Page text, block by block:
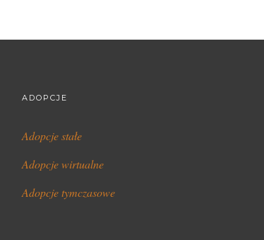
ADOPCJE
Adopcje stałe
Adopcje wirtualne
Adopcje tymczasowe